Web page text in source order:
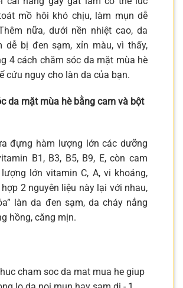
mồ hôi khó chịu, làm mụn dễ
nữa, dưới nền nhiệt cao, da
dễ bị đen sạm, xỉn màu, vì thấy,
4 cách chăm sóc da mặt mùa hè
cứu nguy cho làn da của bạn.
da mặt mùa hè bằng cam và bột
đựng hàm lượng lớn các dưỡng
B1, B3, B5, B9, E, còn cam
lớn vitamin C, A, vi khoáng,
2 nguyên liệu này lại với nhau,
làn da đen sạm, da cháy nắng
hồng, căng mịn.